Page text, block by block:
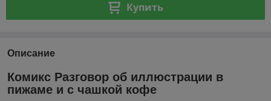
Купить
Описание
Комикс Разговор об иллюстрации в
пижаме и с чашкой кофе